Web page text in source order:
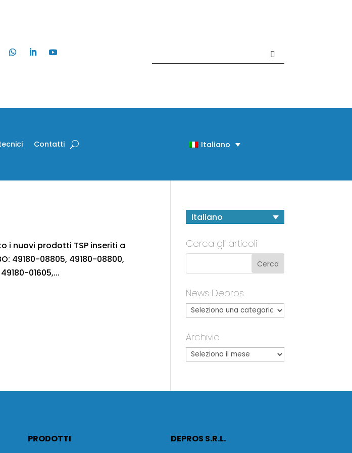
Contatti Italiano
i nuovi prodotti TSP inseriti a
49180-08805, 49180-08800,
01605,...
Italiano
Cerca gli articoli
News Depros
Archivio
PRODOTTI
DEPROS S.R.L.